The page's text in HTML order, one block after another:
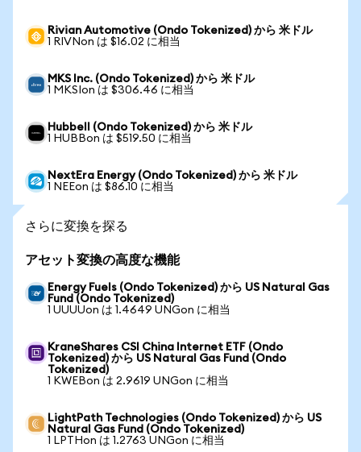
Rivian Automotive (Ondo Tokenized) から 米ドル
1 RIVNon は $16.02 に相当
MKS Inc. (Ondo Tokenized) から 米ドル
1 MKSIon は $306.46 に相当
Hubbell (Ondo Tokenized) から 米ドル
1 HUBBon は $519.50 に相当
NextEra Energy (Ondo Tokenized) から 米ドル
1 NEEon は $86.10 に相当
さらに変換を探る
アセット変換の高度な機能
Energy Fuels (Ondo Tokenized) から US Natural Gas
Fund (Ondo Tokenized)
1 UUUUon は 1.4649 UNGon に相当
KraneShares CSI China Internet ETF (Ondo
Tokenized) から US Natural Gas Fund (Ondo
Tokenized)
1 KWEBon は 2.9619 UNGon に相当
LightPath Technologies (Ondo Tokenized) から US
Natural Gas Fund (Ondo Tokenized)
1 LPTHon は 1.2763 UNGon に相当